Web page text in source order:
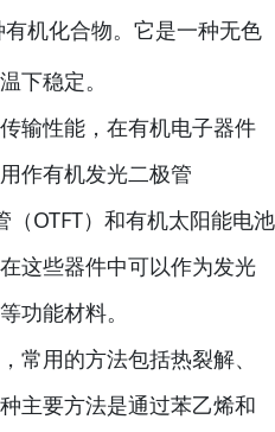
机化合物。它是一种无色
下稳定。
输性能，在有机电子器件
作有机发光二极管
（OTFT）和有机太阳能电池
这些器件中可以作为发光
功能材料。
常用的方法包括热裂解、
主要方法是通过苯乙烯和